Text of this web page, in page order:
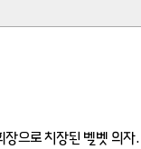
장으로 치장된 벨벳 의